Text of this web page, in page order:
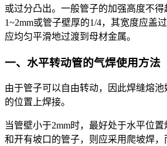
或过分凸出。一般管子的加强高度不
1~2mm或管子壁厚的1/4，其宽度应盖
应均匀平滑地过渡到母材金属。
一、水平转动管的气焊使用方法
由于管子可以自由转动，因此焊缝熔
的位置上焊接。
当管壁小于2mm时，最好处于水平位
和开有坡口的管子，则应采用爬坡焊